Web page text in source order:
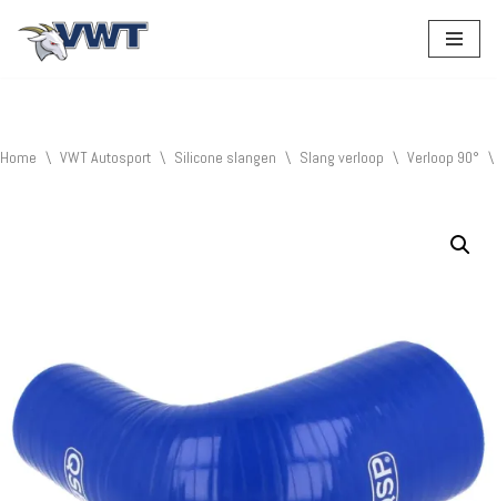
Home \ VWT Autosport \ Silicone slangen \ Slang verloop \ Verloop 90° \